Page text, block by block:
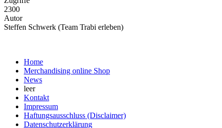
2300
Autor
Steffen Schwerk (Team Trabi erleben)
Home
Merchandising online Shop
News
leer
Kontakt
Impressum
Haftungsausschluss (Disclaimer)
Datenschutzerklärung